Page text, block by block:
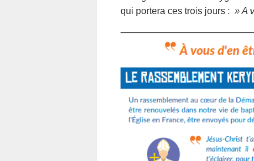
qui portera ces trois jours : » A